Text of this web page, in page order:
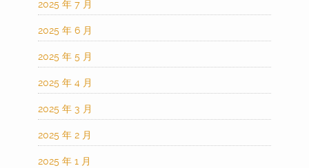
2025 年 7 月
2025 年 6 月
2025 年 5 月
2025 年 4 月
2025 年 3 月
2025 年 2 月
2025 年 1 月